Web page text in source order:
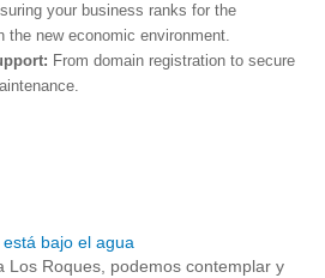
your business ranks for the
the new economic environment.
From domain registration to secure
bajo el agua
Los Roques, podemos contemplar y